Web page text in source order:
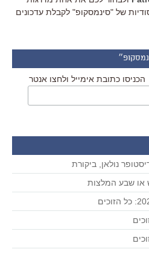
של "סינמסקופ" לקבלת עדכונים
הכניסו כתובת אימייל ולחצו אנטר
נולאן, ביקורת